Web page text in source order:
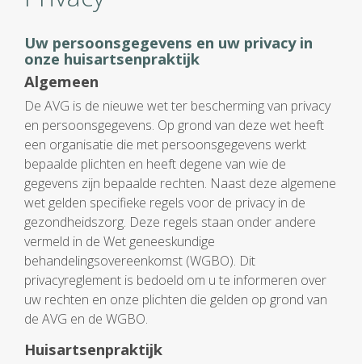
Uw persoonsgegevens en uw privacy in
onze huisartsenpraktijk
Algemeen
De AVG is de nieuwe wet ter bescherming van privacy
en persoonsgegevens. Op grond van deze wet heeft
een organisatie die met persoonsgegevens werkt
bepaalde plichten en heeft degene van wie de
gegevens zijn bepaalde rechten. Naast deze algemene
wet gelden specifieke regels voor de privacy in de
gezondheidszorg. Deze regels staan onder andere
vermeld in de Wet geneeskundige
behandelingsovereenkomst (WGBO). Dit
privacyreglement is bedoeld om u te informeren over
uw rechten en onze plichten die gelden op grond van
de AVG en de WGBO.
Huisartsenpraktijk